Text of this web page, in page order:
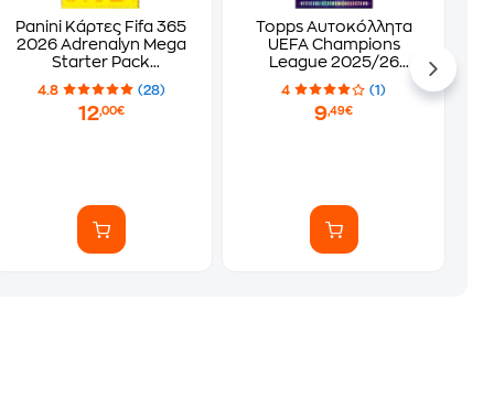
Panini Κάρτες Fifa 365
2026 Adrenalyn Mega
Starter Pack
(PA.AL.FI.226)
4.8 (28)
12,00€
Topps Αυτοκόλλητα
UEFA Champions
League 2025/26
Booster Pack
4 (1)
9,49€